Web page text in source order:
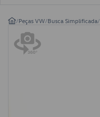
/Peças VW/Busca Simplificada/